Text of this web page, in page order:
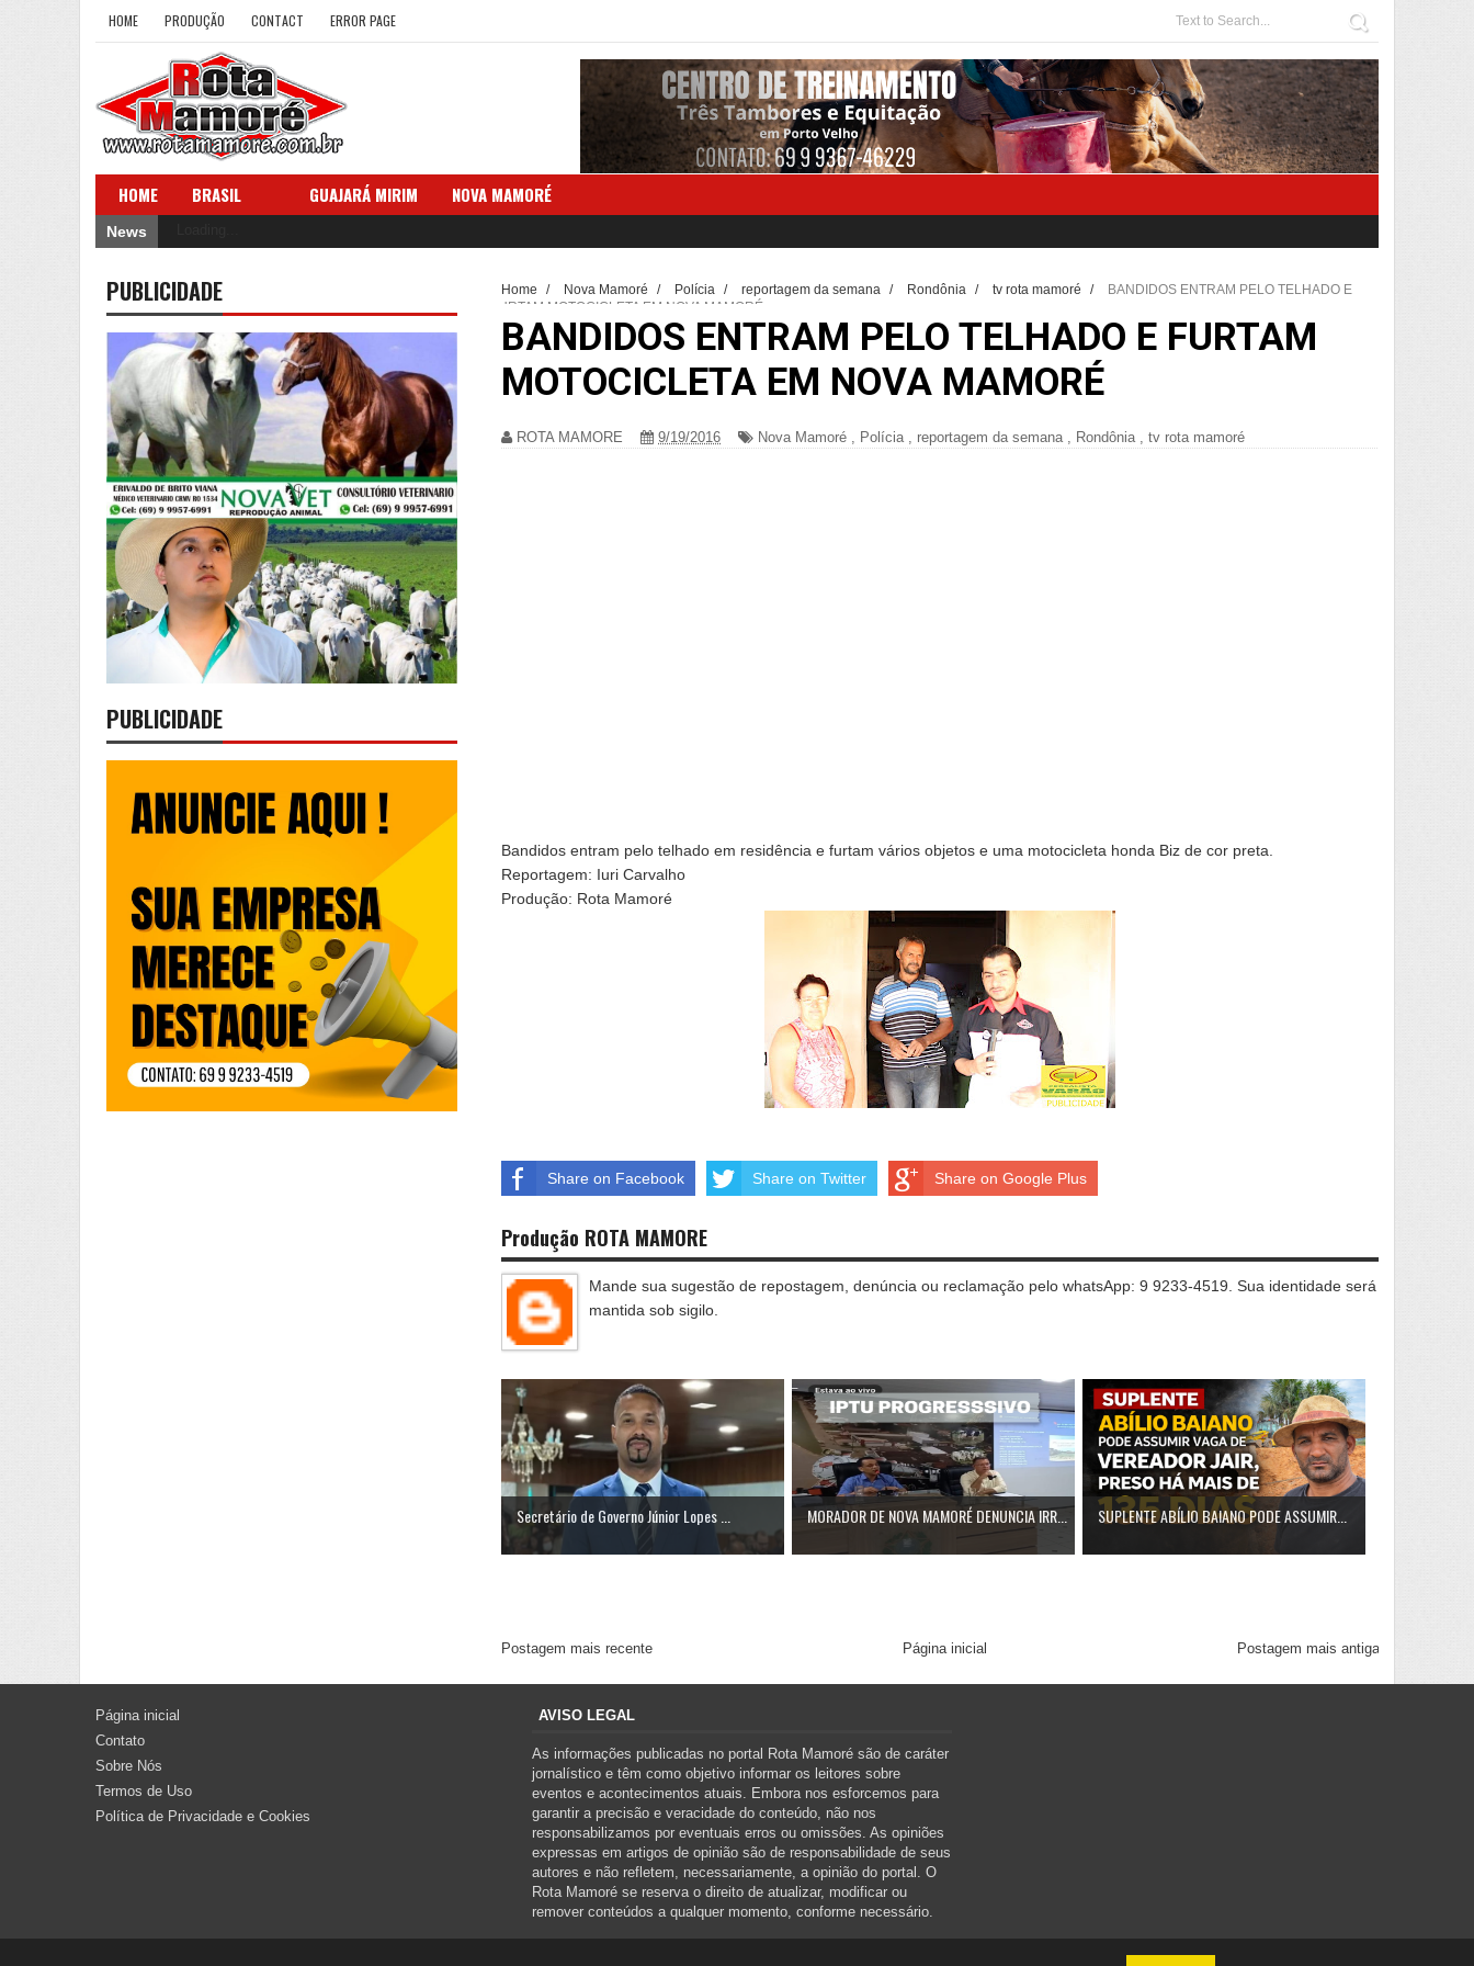
HOME PRODUÇÃO CONTACT ERROR PAGE
HOME BRASIL GUAJARÁ MIRIM NOVA MAMORÉ
News
Home / Nova Mamoré / Polícia / reportagem da semana / Rondônia / tv rota mamoré /
BANDIDOS ENTRAM PELO TELHADO E
FURTAM MOTOCICLETA EM NOVA MAMORÉ
BANDIDOS ENTRAM PELO TELHADO E FURTAM
MOTOCICLETA EM NOVA MAMORÉ
ROTA MAMORE 9/19/2016 Nova Mamoré , Polícia, reportagem da semana, Rondônia, tv rota mamoré
Bandidos entram pelo telhado em residência e furtam vários objetos e uma motocicleta honda Biz de cor preta.
Reportagem: Iuri Carvalho
Produção: Rota Mamoré
Share on Facebook Share on Twitter Share on Google Plus
Produção ROTA MAMORE
Mande sua sugestão de repostagem, denúncia ou reclamação pelo whatsApp: 9 9233-4519. Sua identidade será
mantida sob sigilo.
Secretário de Governo Júnior Lopes ... MORADOR DE NOVA MAMORÉ DENUNCIA IRR... SUPLENTE ABÍLIO BAIANO PODE ASSUMIR...
Postagem mais recente Postagem mais antiga
Página inicial
PUBLICIDADE
PUBLICIDADE
Página inicial
Contato
Sobre Nós
Termos de Uso
Política de Privacidade e Cookies
AVISO LEGAL
As informações publicadas no portal Rota Mamoré são de caráter
jornalístico e têm como objetivo informar os leitores sobre
eventos e acontecimentos atuais. Embora nos esforcemos para
garantir a precisão e veracidade do conteúdo, não nos
responsabilizamos por eventuais erros ou omissões. As opiniões
expressas em artigos de opinião são de responsabilidade de seus
autores e não refletem, necessariamente, a opinião do portal. O
Rota Mamoré se reserva o direito de atualizar, modificar ou
remover conteúdos a qualquer momento, conforme necessário.